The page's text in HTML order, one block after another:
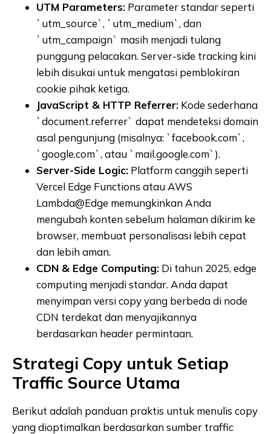
UTM Parameters: Parameter standar seperti
`utm_source`, `utm_medium`, dan
`utm_campaign` masih menjadi tulang
punggung pelacakan. Server-side tracking kini
lebih disukai untuk mengatasi pemblokiran
cookie pihak ketiga.
JavaScript & HTTP Referrer: Kode sederhana
`document.referrer` dapat mendeteksi domain
asal pengunjung (misalnya: `facebook.com`,
`google.com`, atau `mail.google.com`).
Server-Side Logic: Platform canggih seperti
Vercel Edge Functions atau AWS
Lambda@Edge memungkinkan Anda
mengubah konten sebelum halaman dikirim ke
browser, membuat personalisasi lebih cepat
dan lebih aman.
CDN & Edge Computing: Di tahun 2025, edge
computing menjadi standar. Anda dapat
menyimpan versi copy yang berbeda di node
CDN terdekat dan menyajikannya
berdasarkan header permintaan.
Strategi Copy untuk Setiap
Traffic Source Utama
Berikut adalah panduan praktis untuk menulis copy
yang dioptimalkan berdasarkan sumber traffic